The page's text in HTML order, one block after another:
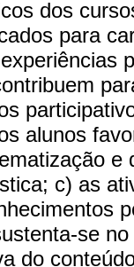
dos
para
alunos
c) as
se
do